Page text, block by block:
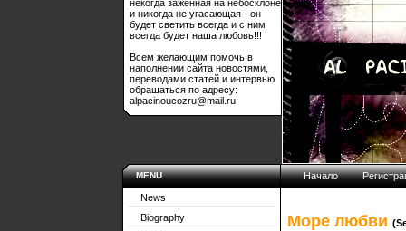
некогда заженная на небосклоне
и никогда не угасающая - он
будет светить всегда и с ним
всегда будет наша любовь!!!
Всем желающим помочь в
наполнении сайта новостями,
переводами статей и интервью
обращаться по адресу:
alpacinoucozru@mail.ru
MENU
News
Biography
Начало
Море любви